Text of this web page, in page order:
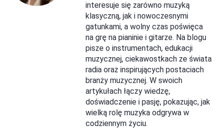
interesuje się zarówno muzyką
klasyczną, jak i nowoczesnymi
gatunkami, a wolny czas poświęca
na grę na pianinie i gitarze. Na blogu
pisze o instrumentach, edukacji
muzycznej, ciekawostkach ze świata
radia oraz inspirujących postaciach
branży muzycznej. W swoich
artykułach łączy wiedzę,
doświadczenie i pasję, pokazując, jak
wielką rolę muzyka odgrywa w
codziennym życiu.